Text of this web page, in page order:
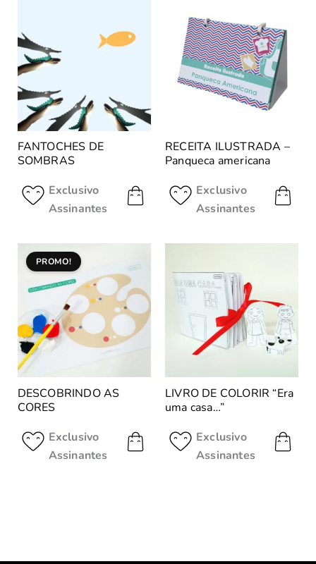
FANTOCHES DE
SOMBRAS
Exclusivo
Assinantes
RECEITA ILUSTRADA –
Panqueca americana
Exclusivo
Assinantes
PROMO!
DESCOBRINDO AS
CORES
Exclusivo
Assinantes
LIVRO DE COLORIR “Era
uma casa…”
Exclusivo
Assinantes